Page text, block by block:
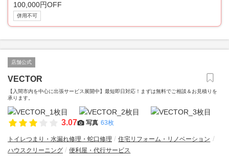
100,000円OFF
併用不可
店舗公式
VECTOR
【入間市内を中心に出張サービス展開中】最短即日対応！まずは無料でご相談＆お見積りを
承ります。
3.07 写真 63枚
トイレつまり・水漏れ修理・蛇口修理
住宅リフォーム・リノベーション
ハウスクリーニング
便利屋・代行サービス